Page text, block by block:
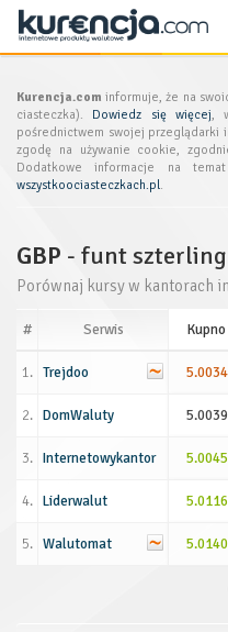
Kurencja.com informuje, że na
ciasteczka). Dowiedz się więcej,
pośrednictwem swojej przeglądarki
zgodę na używanie cookie,
Dodatkowe informacje na
wszystkoociasteczkach.pl.
GBP - funt szterling
Porównaj kursy w kantorach
# Serwis Kupno
1. Trejdoo 5.0034
2. DomWaluty 5.0039
3. Internetowykantor 5.0045
4. Liderwalut 5.0116
5. Walutomat 5.0140